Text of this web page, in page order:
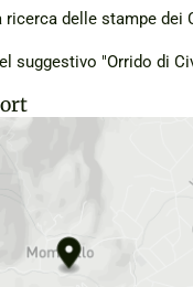
ricerca delle stampe dei
suggestivo "Orrido di